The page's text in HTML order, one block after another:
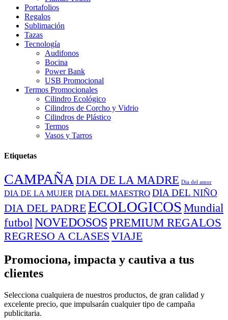
Portafolios
Regalos
Sublimación
Tazas
Tecnología
Audifonos
Bocina
Power Bank
USB Promocional
Termos Promocionales
Cilindro Ecológico
Cilindros de Corcho y Vidrio
Cilindros de Plástico
Termos
Vasos y Tarros
Etiquetas
CAMPAÑA DIA DE LA MADRE Dia del amor
DIA DE LA MUJER DIA DEL MAESTRO DIA DEL NIÑO
DIA DEL PADREECOLOGICOS Mundial
futbol NOVEDOSOSPREMIUM REGALOS
REGRESO A CLASES VIAJE
Promociona, impacta y cautiva a tus
clientes
Selecciona cualquiera de nuestros productos, de gran calidad y
excelente precio, que impulsarán cualquier tipo de campaña
publicitaria.